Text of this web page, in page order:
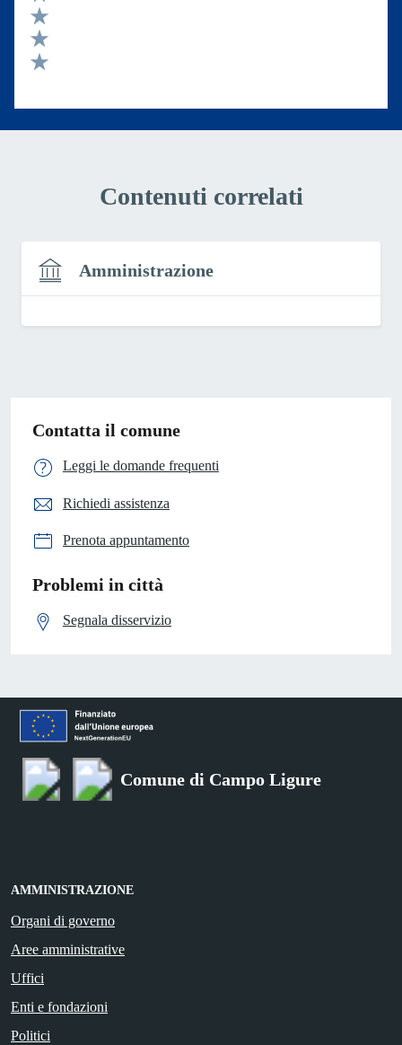
Valuta 4 stelle su 5
Valuta 3 stelle su 5
Valuta 2 stelle su 5
Contenuti correlati
Amministrazione
Contatta il comune
Leggi le domande frequenti
Richiedi assistenza
Prenota appuntamento
Problemi in città
Segnala disservizio
Comune di Campo Ligure
AMMINISTRAZIONE
Organi di governo
Aree amministrative
Uffici
Enti e fondazioni
Politici